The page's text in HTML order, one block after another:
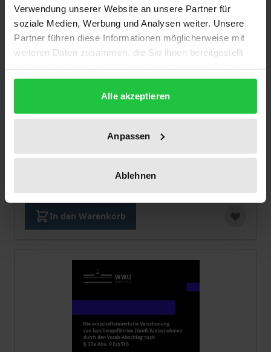
Verwendung unserer Website an unsere Partner für
soziale Medien, Werbung und Analysen weiter. Unsere
Partner führen diese Informationen möglicherweise mit
weiteren Daten zusammen, die Sie ihnen bereitgestellt
gesammelt haben.
Alle akzeptieren
Anpassen
Ablehnen
Georg Olms Verlag, 1. Auflage 2022
In den Warenkorb